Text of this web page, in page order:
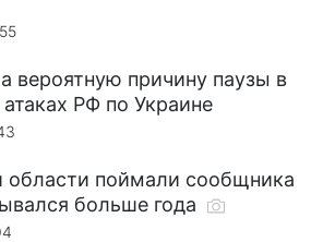
вероятную причину паузы в
РФ по Украине
области поймали сообщника
больше года